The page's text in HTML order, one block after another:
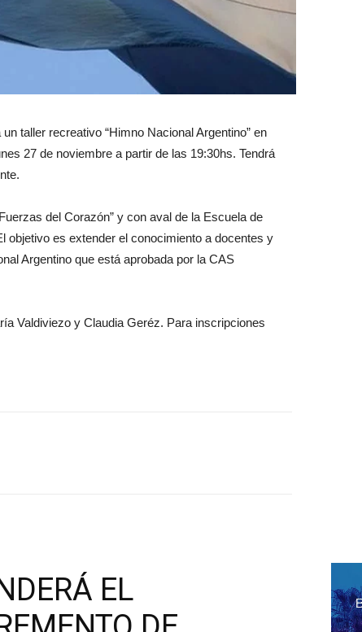
taller recreativo “Himno Nacional Argentino” en
27 de noviembre a partir de las 19:30hs. Tendrá
del Corazón” y con aval de la Escuela de
objetivo es extender el conocimiento a docentes y
Argentino que está aprobada por la CAS
Valdiviezo y Claudia Geréz. Para inscripciones